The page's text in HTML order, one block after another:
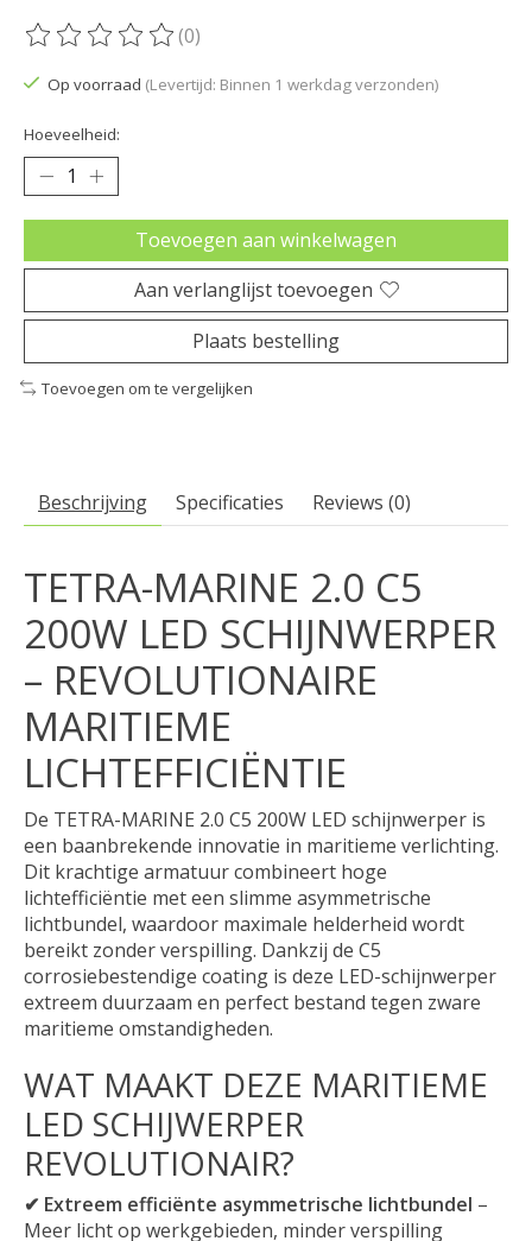
De beoordeling van dit product is
(0)
Op voorraad (Levertijd: Binnen 1 werkdag verzonden)
Hoeveelheid:
Toevoegen aan winkelwagen
Aan verlanglijst toevoegen
Plaats bestelling
Toevoegen om te vergelijken
Beschrijving Specificaties Reviews (0)
TETRA-MARINE 2.0 C5
200W LED SCHIJNWERPER
– REVOLUTIONAIRE
MARITIEME
LICHTEFFICIËNTIE
De TETRA-MARINE 2.0 C5 200W LED schijnwerper is
een baanbrekende innovatie in maritieme verlichting.
Dit krachtige armatuur combineert hoge
lichtefficiëntie met een slimme asymmetrische
lichtbundel, waardoor maximale helderheid wordt
bereikt zonder verspilling. Dankzij de C5
corrosiebestendige coating is deze LED-schijnwerper
extreem duurzaam en perfect bestand tegen zware
maritieme omstandigheden.
WAT MAAKT DEZE MARITIEME
LED SCHIJWERPER
REVOLUTIONAIR?
✔ Extreem efficiënte asymmetrische lichtbundel –
Meer licht op werkgebieden, minder verspilling